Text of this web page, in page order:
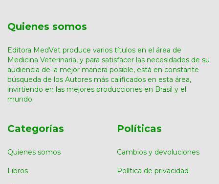
Quienes somos
Editora MedVet produce varios títulos en el área de
Medicina Veterinaria, y para satisfacer las necesidades de su
audiencia de la mejor manera posible, está en constante
búsqueda de los Autores más calificados en esta área,
invirtiendo en las mejores producciones en Brasil y el
mundo.
Categorías
Quienes somos
Libros
Políticas
Cambios y devoluciones
Política de privacidad